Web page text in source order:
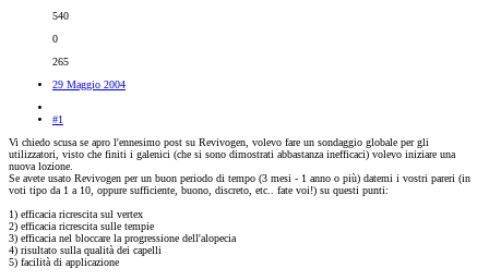
540
0
265
29 Maggio 2004
#1
Vi chiedo scusa se apro l'ennesimo post su Revivogen, volevo fare un sondaggio globale per gli
utilizzatori, visto che finiti i galenici (che si sono dimostrati abbastanza inefficaci) volevo iniziare una
nuova lozione.
Se avete usato Revivogen per un buon periodo di tempo (3 mesi - 1 anno o più) datemi i vostri pareri (in
voti tipo da 1 a 10, oppure sufficiente, buono, discreto, etc.. fate voi!) su questi punti:
1) efficacia ricrescita sul vertex
2) efficacia ricrescita sulle tempie
3) efficacia nel bloccare la progressione dell'alopecia
4) risultato sulla qualità dei capelli
5) facilità di applicazione